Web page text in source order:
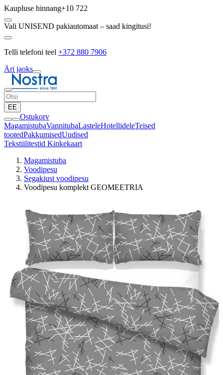
Kaupluse hinnang+10 722
Vali UNISEND pakiautomaat – saad kingitusi!
Telli telefoni teel +372 880 7906
Äri jaoks
EE
Ostukorv
MagamistubaVannitubaLasteleHotellideleTeised
tootedPakkumisedUudised
Tekstiilitestid Kinkekaart
Magamistuba
Voodipesu
Segakiust voodipesu
Voodipesu komplekt GEOMEETRIA